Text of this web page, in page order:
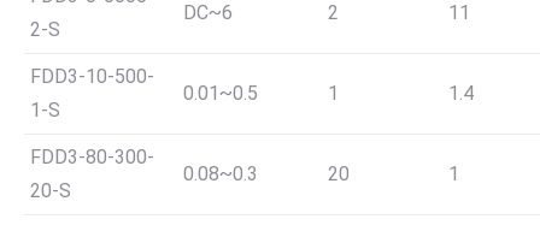
2-S
DC~6 2 11
FDD3-10-500-
1-S
0.01~0.5 1 1.4
FDD3-80-300-
20-S
0.08~0.3 20 1